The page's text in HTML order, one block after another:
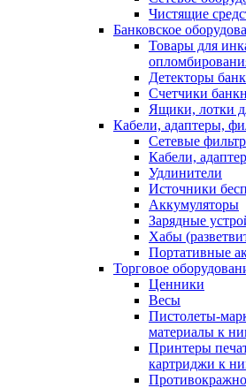
Чистящие
Банковское
Товары для
Детекторы
Счетчики
Ящики, лотки
Кабели, адаптеры,
Сетевые
Кабели,
Удлинители
Источники
Аккумуляторы
Зарядные
Хабы
Портативные
Торговое
Ценники
Весы
Пистолеты-
материалы к
Принтеры
картриджи к